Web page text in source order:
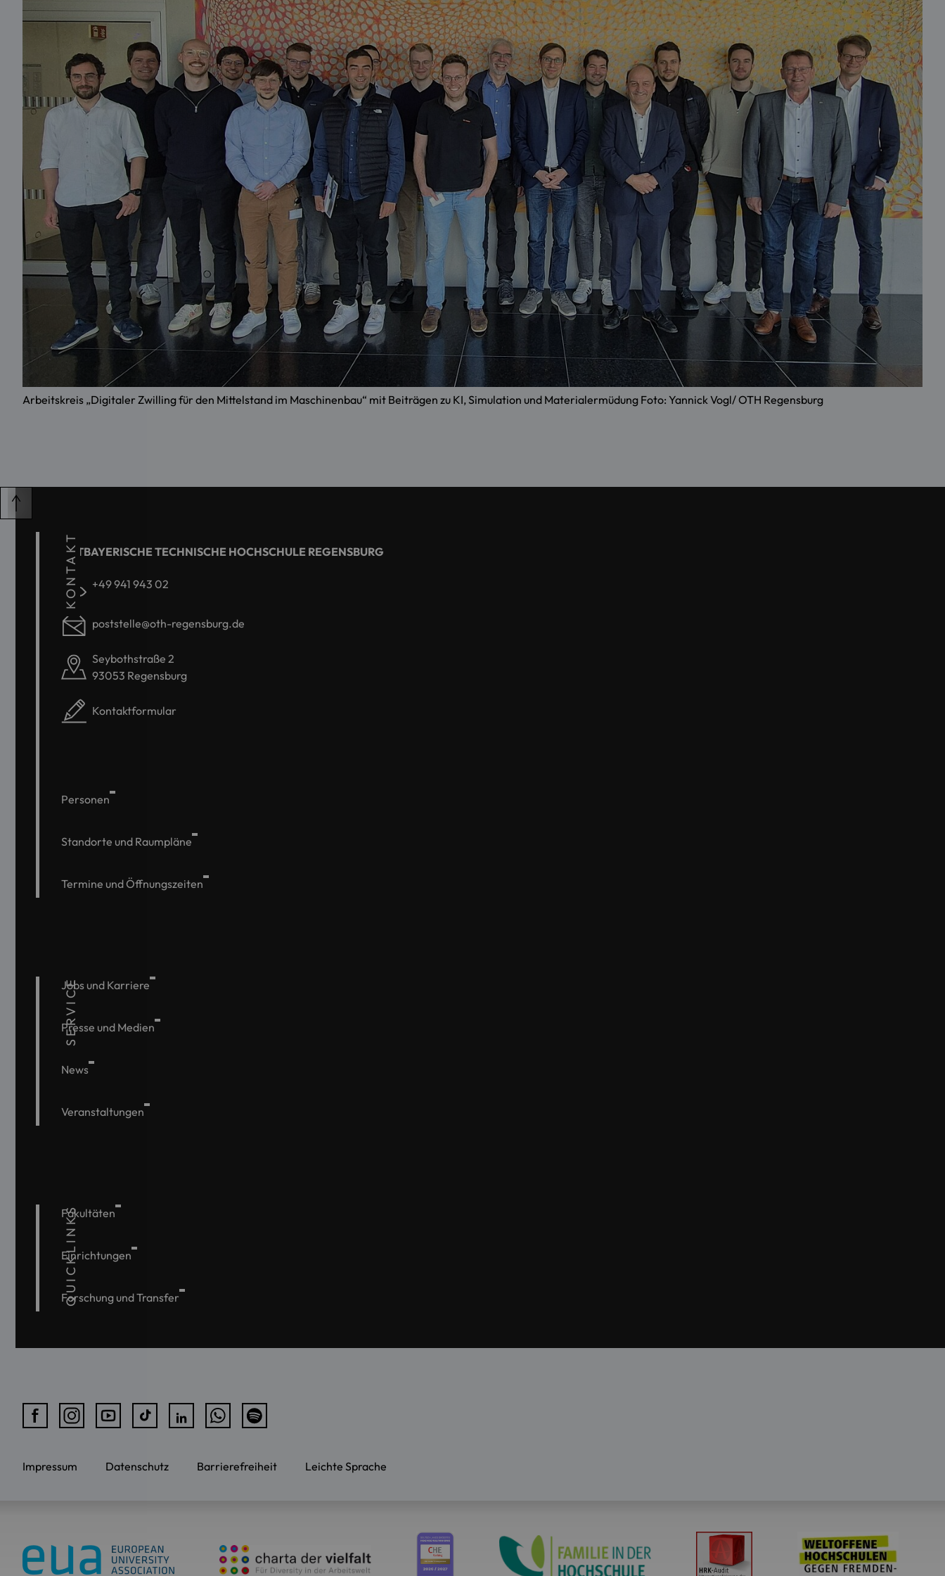
Arbeitskreis „Digitaler Zwilling für den Mittelstand im Maschinenbau“ mit Beiträgen zu KI, Simulation und Materialermüdung Foto: Yannick Vogl/ OTH Regensburg
KONTAKT
OSTBAYERISCHE TECHNISCHE HOCHSCHULE REGENSBURG
+49 941 943 02
poststelle@oth-regensburg.de
Seybothstraße 2
93053 Regensburg
Kontaktformular
Personen
Standorte und Raumpläne
Termine und Öffnungszeiten
SERVICE
Jobs und Karriere
Presse und Medien
News
Veranstaltungen
QUICKLINKS
Fakultäten
Einrichtungen
Forschung und Transfer
Impressum Datenschutz Barrierefreiheit Leichte Sprache